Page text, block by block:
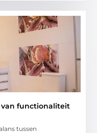
van functionaliteit
tussen